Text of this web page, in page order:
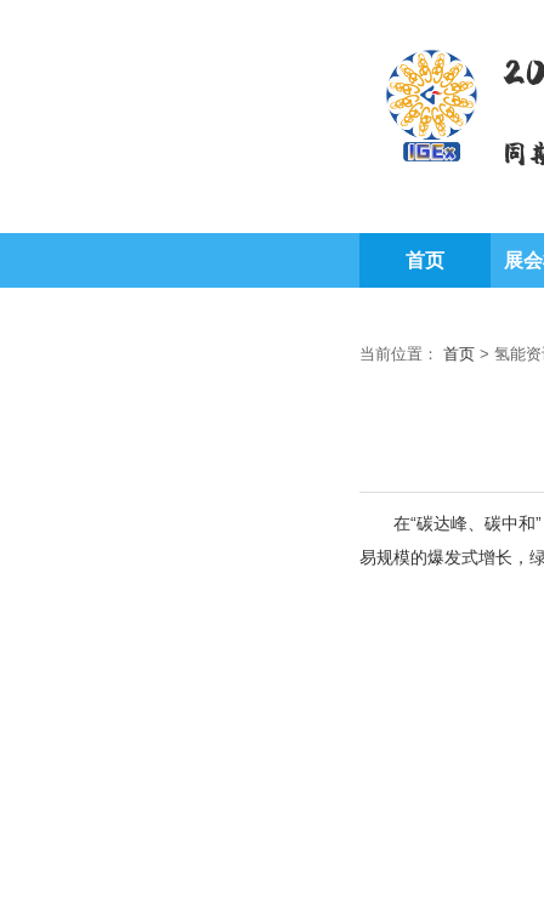
同
首页 展
当前位置： 首页 > 氢能
在“碳达峰、碳中和
易规模的爆发式增长，